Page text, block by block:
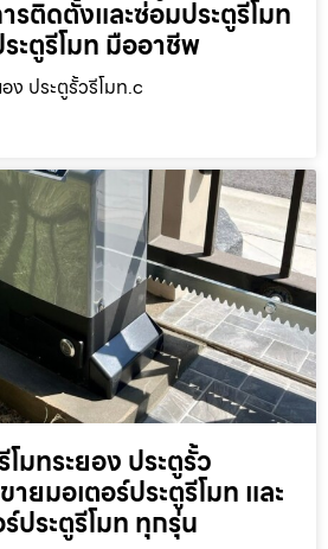
รติดตั้งและซ่อมประตูรีโมท
ะตูรีโมท มืออาชีพ
ง ประตูรั้วรีโมท.c
มทระยอง ประตูรั้ว
ยมอเตอร์ประตูรีโมท และ
ประตูรีโมท ทุกรุ่น